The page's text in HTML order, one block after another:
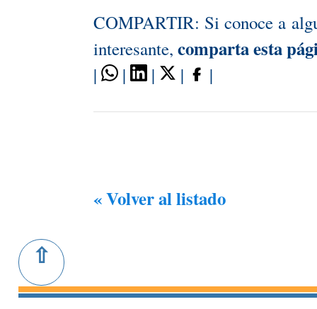
COMPARTIR: Si conoce a
interesante, comparta esta
| | | | |
« Volver al listado